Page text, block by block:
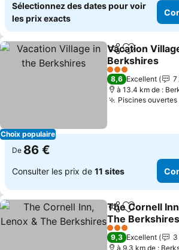
Sélectionnez des dates pour voir
les prix exacts
Choix populaire
PartagerAjouter à
Vacation
Berkshires
Consulter les
3 Étoiles
8,6 Excellent
7
à 13.4 km de :
Piscines
De 86 €
Consulter les prix de 11 sites
PartagerAjouter à
The Cornell
The Berkshires
Consulter les
3 Étoiles
9,3 Excellent
à 9.3 km de :